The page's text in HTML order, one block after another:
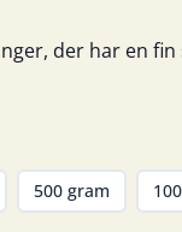
der har en
500 gram